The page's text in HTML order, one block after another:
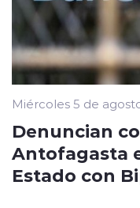
Miércoles 5 de
Denuncian
Antofagasta
Estado con